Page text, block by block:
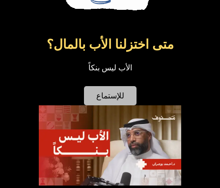
متى اختزلنا الأب بالمال؟
الأب ليس بنكاً
للإستماع